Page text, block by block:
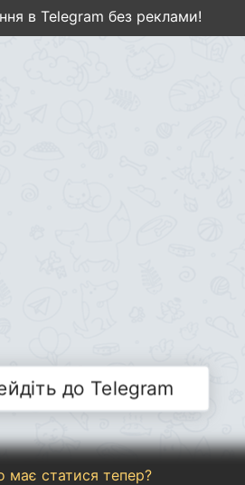
в Telegram без реклами!
до Telegram
має статися тепер?